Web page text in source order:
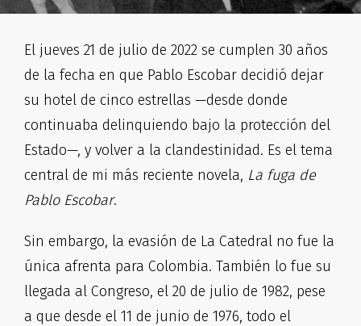
El jueves 21 de julio de 2022 se cumplen 30 años
de la fecha en que Pablo Escobar decidió dejar
su hotel de cinco estrellas —desde donde
continuaba delinquiendo bajo la protección del
Estado—, y volver a la clandestinidad. Es el tema
central de mi más reciente novela, La fuga de
Pablo Escobar.
Sin embargo, la evasión de La Catedral no fue la
única afrenta para Colombia. También lo fue su
llegada al Congreso, el 20 de julio de 1982, pese
a que desde el 11 de junio de 1976, todo el